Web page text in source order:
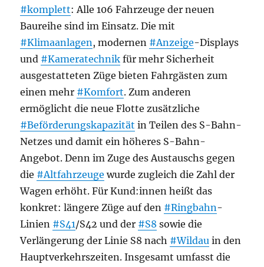
#komplett: Alle 106 Fahrzeuge der neuen
Baureihe sind im Einsatz. Die mit
#Klimaanlagen, modernen #Anzeige-Displays
und #Kameratechnik für mehr Sicherheit
ausgestatteten Züge bieten Fahrgästen zum
einen mehr #Komfort. Zum anderen
ermöglicht die neue Flotte zusätzliche
#Beförderungskapazität in Teilen des S-Bahn-
Netzes und damit ein höheres S-Bahn-
Angebot. Denn im Zuge des Austauschs gegen
die #Altfahrzeuge wurde zugleich die Zahl der
Wagen erhöht. Für Kund:innen heißt das
konkret: längere Züge auf den #Ringbahn-
Linien #S41/S42 und der #S8 sowie die
Verlängerung der Linie S8 nach #Wildau in den
Hauptverkehrszeiten. Insgesamt umfasst die